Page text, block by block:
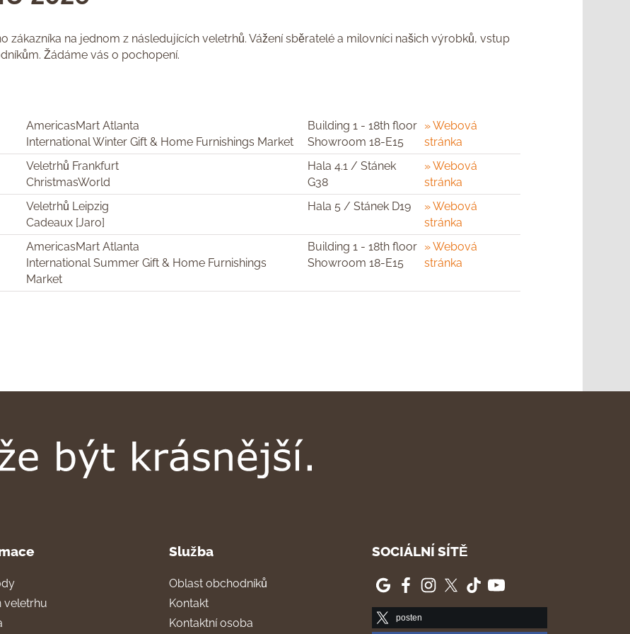
zákazníka na jednom z následujících veletrhů. Vážení sběratelé a milovníci našich výrobků, vstup
Žádáme vás o pochopení.
AmericasMart Atlanta
International Winter Gift & Home Furnishings Market
Building 1 - 18th floor
Showroom 18-E15
» Webová
stránka
Veletrhů Frankfurt
ChristmasWorld
Hala 4.1 / Stánek
G38
» Webová
stránka
Veletrhů Leipzig
Cadeaux [Jaro]
Hala 5 / Stánek D19
» Webová
stránka
AmericasMart Atlanta
International Summer Gift & Home Furnishings
Market
Building 1 - 18th floor
Showroom 18-E15
» Webová
stránka
veletrhu
Služba
Oblast obchodníků
Kontakt
Kontaktní osoba
SOCIÁLNÍ SÍTĚ
posten